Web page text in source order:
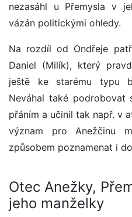
nezasáhl u Přemysla v
vázán politickými ohledy.
Na rozdíl od Ondřeje
Daniel (Milík), který
ještě ke starému typu
Neváhal také podrobovat
přáním a učinil tak např. v
význam pro Anežčinu
způsobem poznamenat i
Otec Anežky,
jeho manželky